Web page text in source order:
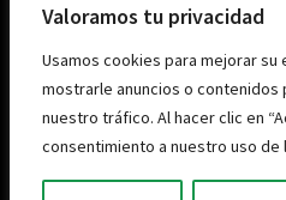
Valoramos tu privacidad
Usamos cookies para mejorar su
mostrarle anuncios o contenidos
nuestro tráfico. Al hacer clic en
consentimiento a nuestro uso de
Aviso
Política
Política de